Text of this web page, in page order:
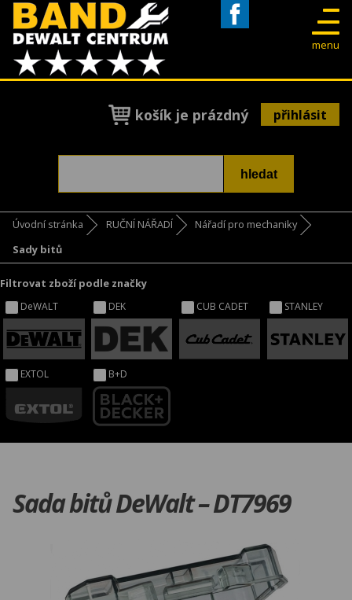
menu
košík je prázdný přihlásit
Úvodní stránka RUČNÍ NÁŘADÍ
Nářadí pro mechaniky
Sady bitů
Filtrovat zboží podle značky
DeWALT DEK CUB CADET STANLEY
EXTOL B+D
Sada bitů DeWalt – DT7969